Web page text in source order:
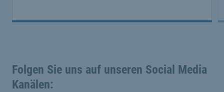
Folgen Sie uns auf unseren Social Media
Kanälen: